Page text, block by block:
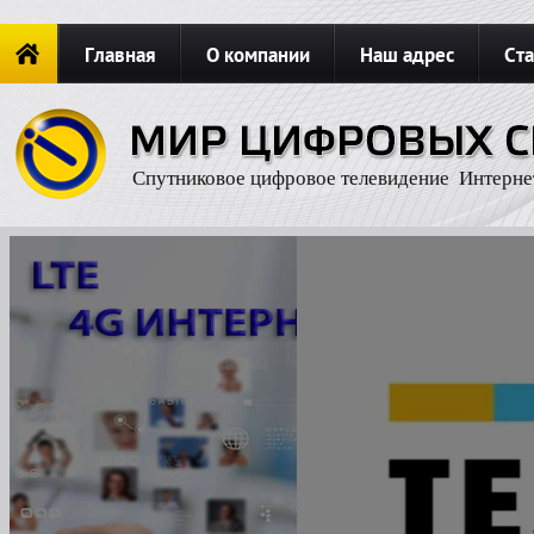
Главная О компании Наш адрес
Новости Карта сайта
Спутниковое цифровое телевидение